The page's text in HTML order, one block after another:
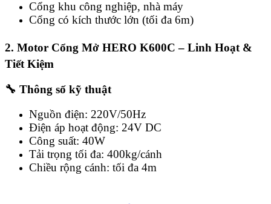
Cổng khu công nghiệp, nhà máy
Cổng có kích thước lớn (tối đa 6m)
2. Motor Cổng Mở HERO K600C – Linh Hoạt &
Tiết Kiệm
🔧 Thông số kỹ thuật
Nguồn điện: 220V/50Hz
Điện áp hoạt động: 24V DC
Công suất: 40W
Tải trọng tối đa: 400kg/cánh
Chiều rộng cánh: tối đa 4m